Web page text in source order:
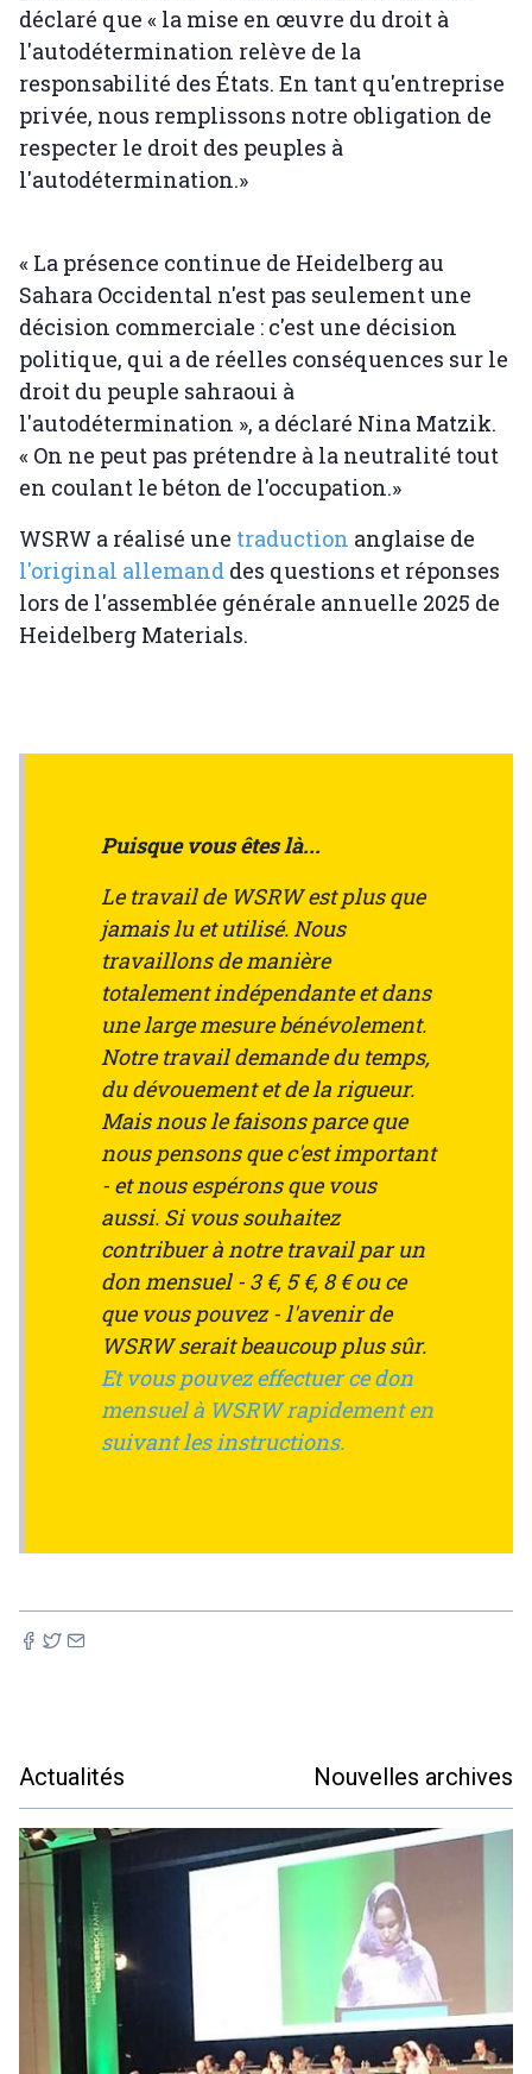
déclaré que « la mise en œuvre du droit à
l'autodétermination relève de la
responsabilité des États. En tant qu'entreprise
privée, nous remplissons notre obligation de
respecter le droit des peuples à
l'autodétermination.»
« La présence continue de Heidelberg au
Sahara Occidental n'est pas seulement une
décision commerciale : c'est une décision
politique, qui a de réelles conséquences sur le
droit du peuple sahraoui à
l'autodétermination », a déclaré Nina Matzik.
« On ne peut pas prétendre à la neutralité tout
en coulant le béton de l'occupation.»
WSRW a réalisé une traduction anglaise de
l'original allemand des questions et réponses
lors de l'assemblée générale annuelle 2025 de
Heidelberg Materials.
Puisque vous êtes là...
Le travail de WSRW est plus que
jamais lu et utilisé. Nous
travaillons de manière
totalement indépendante et dans
une large mesure bénévolement.
Notre travail demande du temps,
du dévouement et de la rigueur.
Mais nous le faisons parce que
nous pensons que c'est important
- et nous espérons que vous
aussi. Si vous souhaitez
contribuer à notre travail par un
don mensuel - 3 €, 5 €, 8 € ou ce
que vous pouvez - l'avenir de
WSRW serait beaucoup plus sûr.
Et vous pouvez effectuer ce don
mensuel à WSRW rapidement en
suivant les instructions.
Actualités Nouvelles archives